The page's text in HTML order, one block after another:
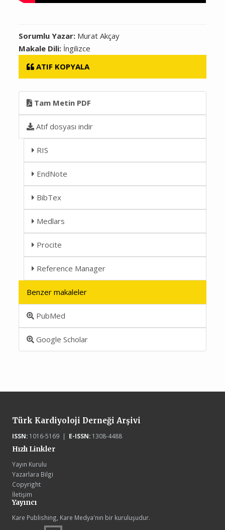
Sorumlu Yazar: Murat Akçay
Makale Dili: İngilizce
ATIF KOPYALA
Tam Metin PDF
Atıf dosyası indir
RIS
EndNote
BibTex
Medlars
Procite
Reference Manager
Benzer makaleler
PubMed
Google Scholar
Türk Kardiyoloji Derneği Arşivi
ISSN:1016-5169 | E-ISSN:1308-4488
Hızlı Linkler
Yayın Kurulu
Yazarlara Bilgi
Copyright
İletişim
Yayıncı
Kare Publishing, Kare Medya'nın bir kuruluşudur.